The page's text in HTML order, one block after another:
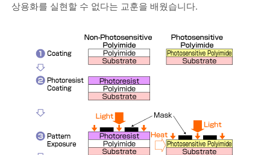
상용화를 실현할 수 없다는 교훈을 배웠습니다.